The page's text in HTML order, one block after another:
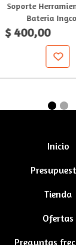
Soporte
Bateria
$ 400,00
Inicio
Tienda
Ofertas
Preguntas